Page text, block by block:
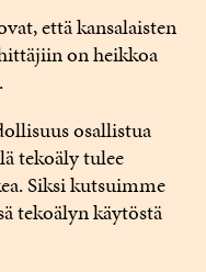
että kansalaisten
on heikkoa
osallistua
tekoäly tulee
Siksi kutsuimme
tekoälyn käytöstä